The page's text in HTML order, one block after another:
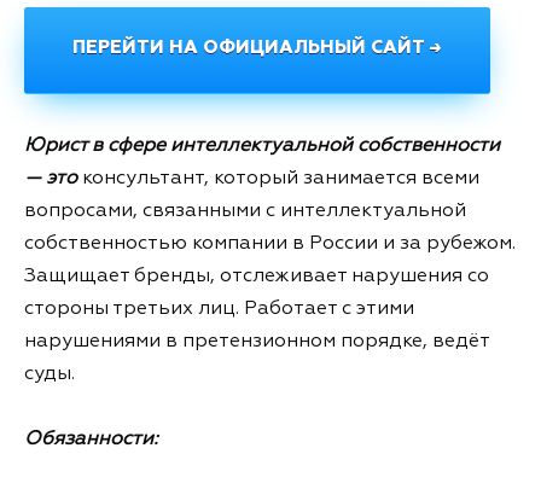
ПЕРЕЙТИ НА ОФИЦИАЛЬНЫЙ САЙТ →
Юрист в сфере интеллектуальной собственности
— этоконсультант, который занимается всеми
вопросами, связанными с интеллектуальной
собственностью компании в России и за рубежом.
Защищает бренды, отслеживает нарушения со
стороны третьих лиц. Работает с этими
нарушениями в претензионном порядке, ведёт
суды.
Обязанности: